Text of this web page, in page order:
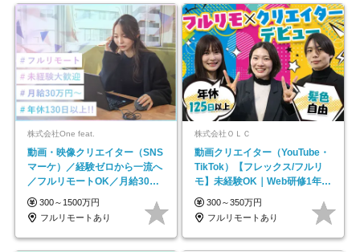
株式会社One feat.
動画・映像クリエイター（SNS
マーケ）／経験ゼロから一流へ
／フルリモートOK／月給30万
円～／年休130日以上
300～1500万円
フルリモートあり
株式会社ＯＬＣ
動画クリエイター（YouTube・
TikTok）【フレックス/フルリ
モ】未経験OK｜Web研修1年間
｜副業OK
300～350万円
フルリモートあり